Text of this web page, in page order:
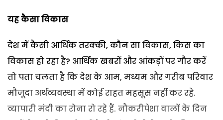
यह कैसा विकास
देश में कैसी आर्थिक तरक्की, कौन सा विकास, किस का
विकास हो रहा है? आर्थिक खबरों और आंकड़ों पर गौर करें
तो पता चलता है कि देश के आम, मध्यम और गरीब परिवार
मौजूदा अर्थव्यवस्था में कोई राहत महसूस नहीं कर रहे.
व्यापारी मंदी का रोना रो रहे हैं. नौकरीपेशा वालों के दिन